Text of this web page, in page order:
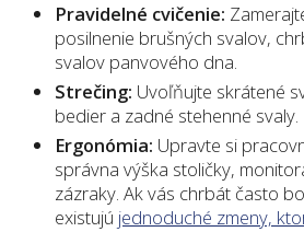
Pravidelné cvičenie:
posilnenie brušných svalov,
svalov panvového dna.
Strečing: Uvoľňujte skrátené
bedier a zadné stehenné svaly.
Ergonómia: Upravte si
správna výška stoličky,
zázraky. Ak vás chrbát často
existujú jednoduché zmeny,